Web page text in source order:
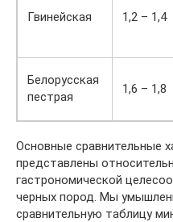
Гвинейская 1,2 – 1,4
Белорусская
пестрая
1,6 – 1,8
Основные сравнительные
представлены
гастрономической
черных пород. Мы
сравнительную таблицу